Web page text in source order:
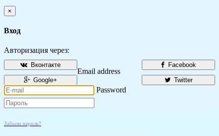
×
Вход
Авторизация через:
Facebook
Вконтакте
Twitter
Google+
Email address
Password
Забыли пароль?